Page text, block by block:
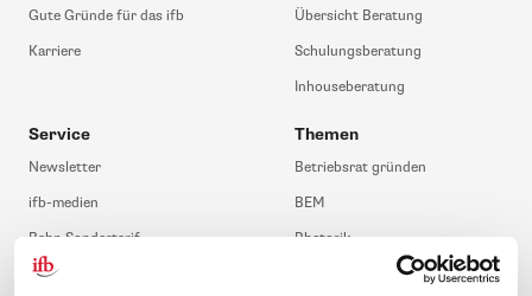
Gute Gründe für das ifb
Karriere
Übersicht Beratung
Schulungsberatung
Inhouseberatung
Service
Newsletter
ifb-medien
Bahn Sondertarif
meinifb
Themen
Betriebsrat gründen
BEM
Rhetorik